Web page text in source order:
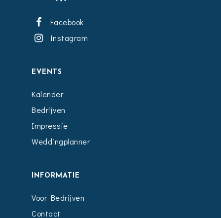
Facebook
Instagram
EVENTS
Kalender
Bedrijven
Impressie
Weddingplanner
INFORMATIE
Voor Bedrijven
Contact